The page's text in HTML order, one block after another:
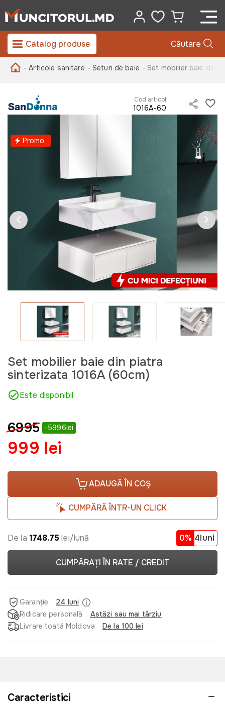
Catalog produse Căutare
- Articole sanitare - Seturi de baie - Set mobilier baie din
Cod articol:
1016A-60
Promo
Set mobilier baie din piatra
sinterizata 1016A (60cm)
Este disponibil
6995 -5996lei
999 lei
ADAUGĂ ÎN COȘ
CUMPĂRĂ ÎNTR-UN CLICK
De la 1748.75 lei/lună 0% 4luni
CUMPĂRAȚI ÎN RATE / CREDIT
Garanție
24 luni
Ridicare personală
Astăzi sau mai târziu
Livrare toată Moldova
De la 100 lei
Caracteristici